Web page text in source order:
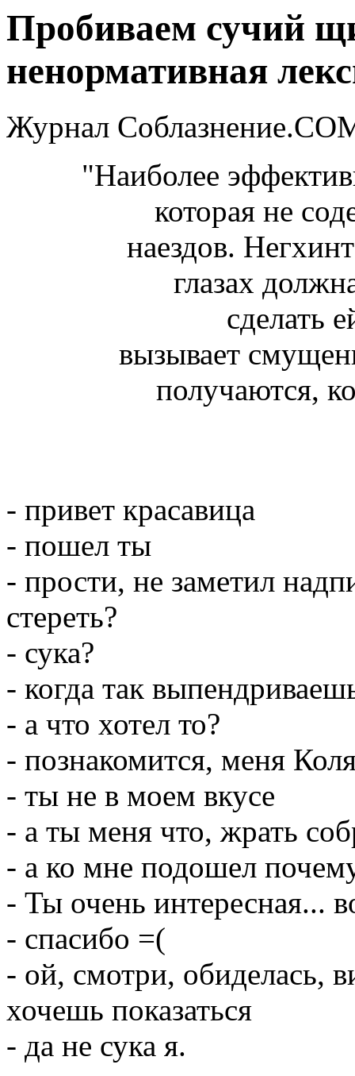
Пробиваем сучий
ненормативная
Журнал
"Наиболее
которая не
наездов.
глазах
сделать
вызывает
получаются,
- привет красавица
- пошел ты
- прости, не заметил
стереть?
- сука?
- когда так
- а что хотел то?
- познакомится, меня
- ты не в моем вкусе
- а ты меня что, жрать
- а ко мне подошел
- Ты очень интересная...
- спасибо =(
- ой, смотри, обиделась,
хочешь показаться
- да не сука я.